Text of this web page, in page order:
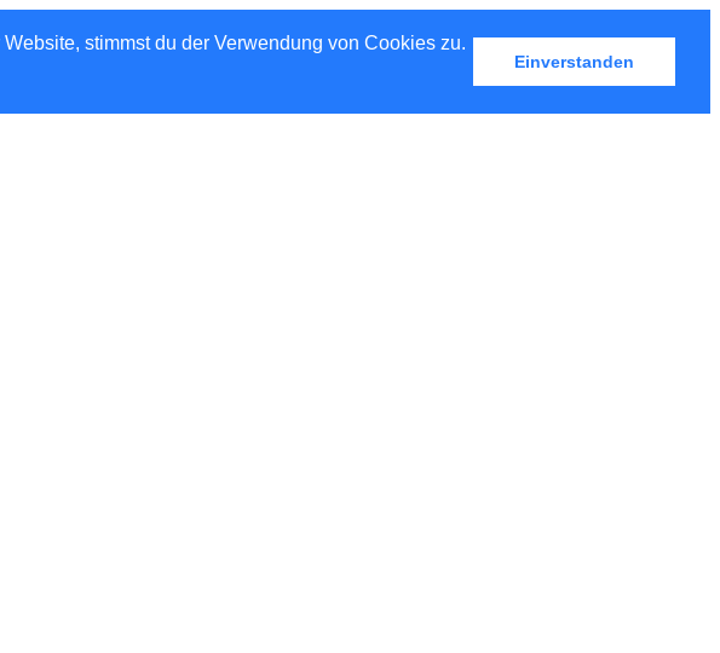
stimmst du der Verwendung von Cookies zu.
Einverstanden